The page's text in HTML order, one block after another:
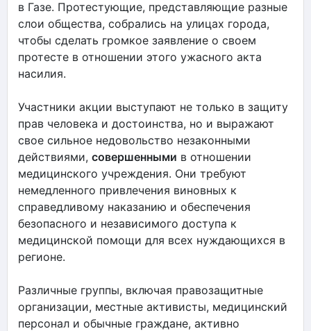
в Газе. Протестующие, представляющие разные
слои общества, собрались на улицах города,
чтобы сделать громкое заявление о своем
протесте в отношении этого ужасного акта
насилия.
Участники акции выступают не только в защиту
прав человека и достоинства, но и выражают
свое сильное недовольство незаконными
действиями, совершенными в отношении
медицинского учреждения. Они требуют
немедленного привлечения виновных к
справедливому наказанию и обеспечения
безопасного и независимого доступа к
медицинской помощи для всех нуждающихся в
регионе.
Различные группы, включая правозащитные
организации, местные активисты, медицинский
персонал и обычные граждане, активно